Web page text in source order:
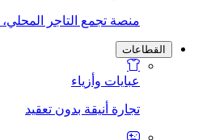
منصة تجمع التاجر
القطاعات
عبايات وأزياء
تجارة أنيقة بدون تعقيد